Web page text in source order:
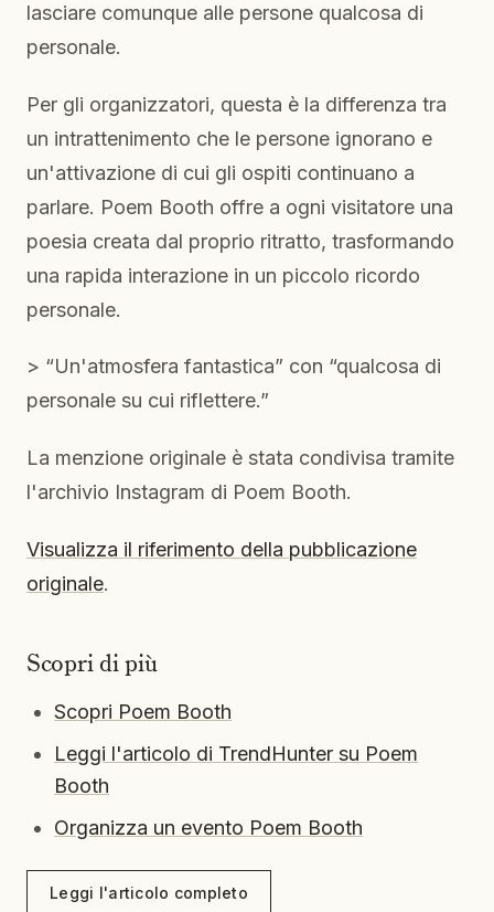
lasciare comunque alle persone qualcosa di
personale.
Per gli organizzatori, questa è la differenza tra
un intrattenimento che le persone ignorano e
un'attivazione di cui gli ospiti continuano a
parlare. Poem Booth offre a ogni visitatore una
poesia creata dal proprio ritratto, trasformando
una rapida interazione in un piccolo ricordo
personale.
> “Un'atmosfera fantastica” con “qualcosa di
personale su cui riflettere.”
La menzione originale è stata condivisa tramite
l'archivio Instagram di Poem Booth.
Visualizza il riferimento della pubblicazione
originale.
Scopri di più
Scopri Poem Booth
Leggi l'articolo di TrendHunter su Poem
Booth
Organizza un evento Poem Booth
Leggi l'articolo completo